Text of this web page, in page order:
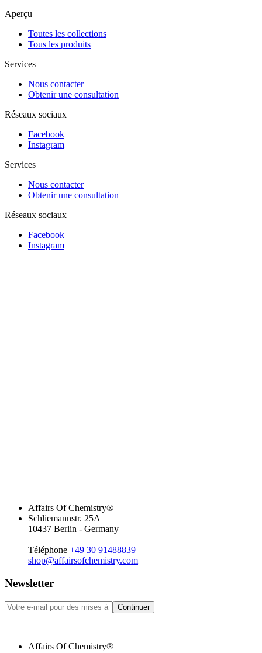
Aperçu
Toutes les collections
Tous les produits
Services
Nous contacter
Obtenir une consultation
Réseaux sociaux
Facebook
Instagram
Services
Nous contacter
Obtenir une consultation
Réseaux sociaux
Facebook
Instagram
Affairs Of Chemistry®
Schliemannstr. 25A
10437 Berlin - Germany
Téléphone +49 30 91488839
shop@affairsofchemistry.com
Newsletter
Continuer
Affairs Of Chemistry®